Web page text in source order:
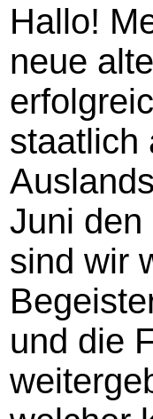
Hallo!
neue
staatlich
Juni den
sind wir
und die